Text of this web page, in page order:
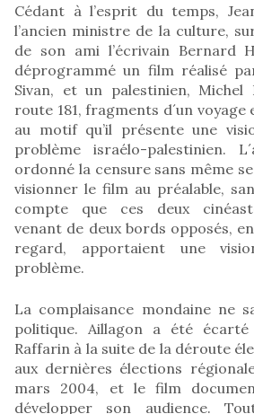
Cédant à l’esprit du temps,
l’ancien ministre de la culture,
de son ami l’écrivain Bernard
déprogrammé un film réalisé
Sivan, et un palestinien, Michel
route 181, fragments d´un
au motif qu’il présente une
problème israélo-palestinien.
ordonné la censure sans même
visionner le film au préalable,
compte que ces deux
venant de deux bords opposés,
regard, apportaient une
problème.
La complaisance mondaine ne
politique. Aillagon a été
Raffarin à la suite de la déroute
aux dernières élections
mars 2004, et le film
développer son audience.